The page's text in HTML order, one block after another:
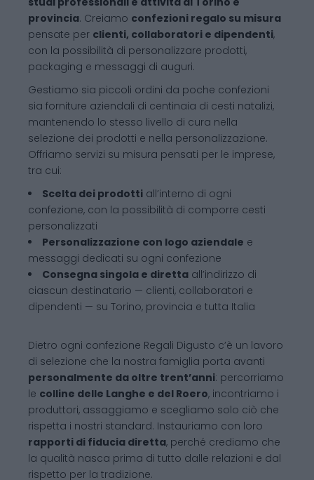
provincia. Creiamo confezioni regalo su misura
pensate per clienti, collaboratori e dipendenti,
con la possibilità di personalizzare prodotti,
packaging e messaggi di auguri.
Gestiamo sia piccoli ordini da poche confezioni
sia forniture aziendali di centinaia di cesti natalizi,
mantenendo lo stesso livello di cura nella
selezione dei prodotti e nella personalizzazione.
Offriamo servizi su misura pensati per le imprese,
tra cui:
Scelta dei prodotti all’interno di ogni
confezione, con la possibilità di comporre cesti
personalizzati
Personalizzazione con logo aziendale e
messaggi dedicati su ogni confezione
Consegna singola e diretta all’indirizzo di
ciascun destinatario — clienti, collaboratori e
dipendenti — su Torino, provincia e tutta Italia
Dietro ogni confezione Regali Digusto c’è un lavoro
di selezione che la nostra famiglia porta avanti
personalmente da oltre trent’anni: percorriamo
le colline delle Langhe e del Roero, incontriamo i
produttori, assaggiamo e scegliamo solo ciò che
rispetta i nostri standard. Instauriamo con loro
rapporti di fiducia diretta, perché crediamo che
la qualità nasca prima di tutto dalle relazioni e dal
rispetto per la tradizione.